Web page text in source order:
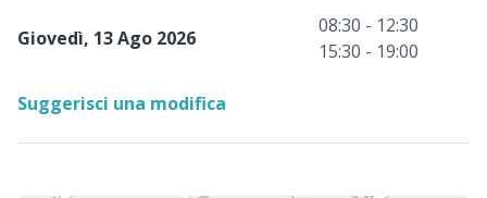
Giovedì, 13 Ago 2026
08:30 - 12:30
15:30 - 19:00
Suggerisci una modifica